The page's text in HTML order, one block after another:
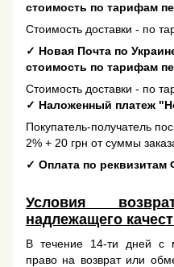
стоимость по тарифам
Стоимость доставки - по
✓ Новая Почта по
стоимость по тарифам
Стоимость доставки - по
✓ Наложенный платеж
Покупатель-получатель
2% + 20 грн от суммы
✓ Оплата по реквизитам
Условия
надлежащего
В течение 14-ти дней с
право на возврат или